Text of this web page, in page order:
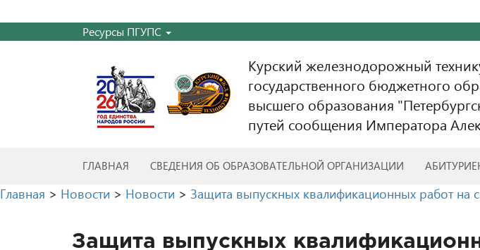
Ресурсы ПГУПС
Курский железнодорожный
государственного бюджетного
высшего образования
путей сообщения Императора
ГЛАВНАЯ СВЕДЕНИЯ ОБ ОБРАЗОВАТЕЛЬНОЙ ОРГАНИЗАЦИИ
Главная > Новости > Новости > Защита выпускных квалификационных работ на
Защита выпускных